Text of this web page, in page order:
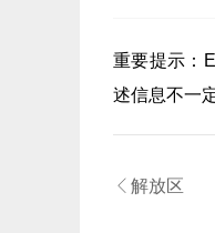
重要提示：
述信息不一
 解放区